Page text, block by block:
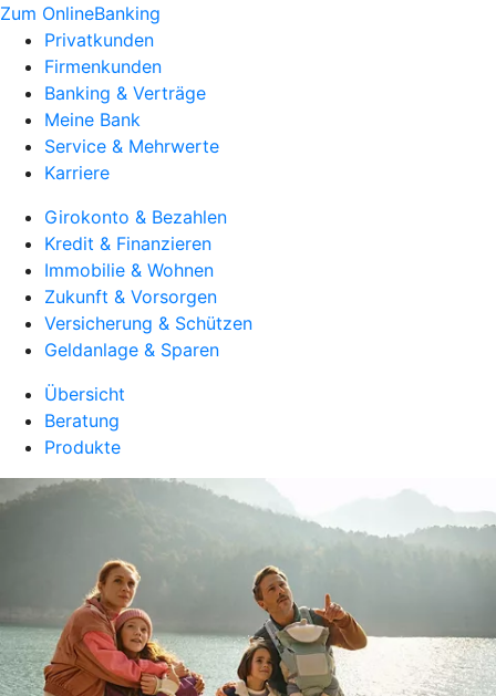
Zum OnlineBanking
Privatkunden
Firmenkunden
Banking & Verträge
Meine Bank
Service & Mehrwerte
Karriere
Girokonto & Bezahlen
Kredit & Finanzieren
Immobilie & Wohnen
Zukunft & Vorsorgen
Versicherung & Schützen
Geldanlage & Sparen
Übersicht
Beratung
Produkte